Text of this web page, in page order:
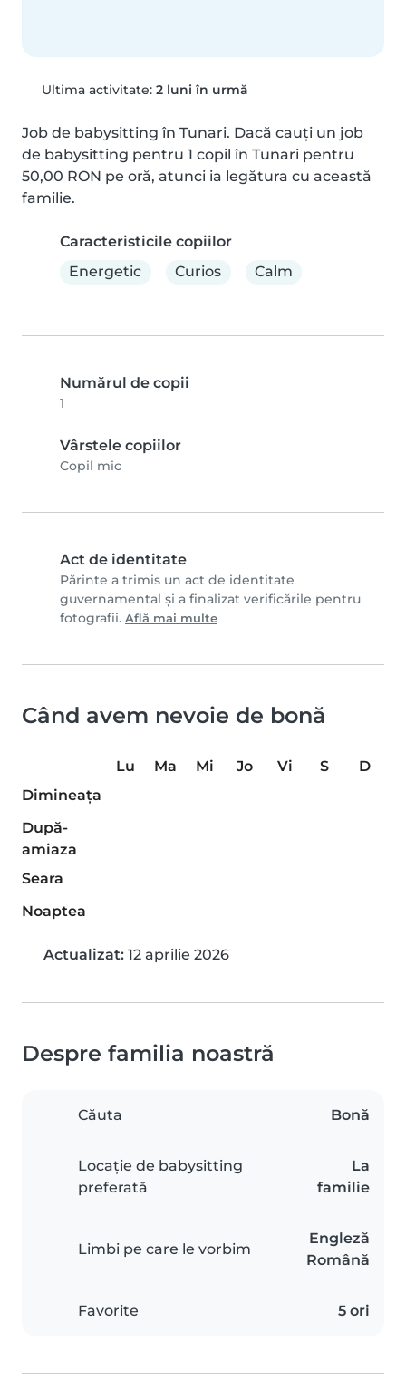
Ultima activitate: 2 luni în urmă
Job de babysitting în Tunari. Dacă cauți un job
de babysitting pentru 1 copil în Tunari pentru
50,00 RON pe oră, atunci ia legătura cu această
familie.
Caracteristicile copiilor
Energetic
Curios Calm
Numărul de copii
1
Vârstele copiilor
Copil mic
Act de identitate
Părinte a trimis un act de identitate
guvernamental și a finalizat verificările pentru
fotografii. Află mai multe
Când avem nevoie de bonă
Lu Ma Mi Jo Vi S
D
Dimineaţa
După-
amiaza
Seara
Noaptea
Actualizat: 12 aprilie 2026
Despre familia noastră
Căuta Bonă
Locație de babysitting
preferată
La
familie
Limbi pe care le vorbim
Engleză
Română
Favorite 5 ori